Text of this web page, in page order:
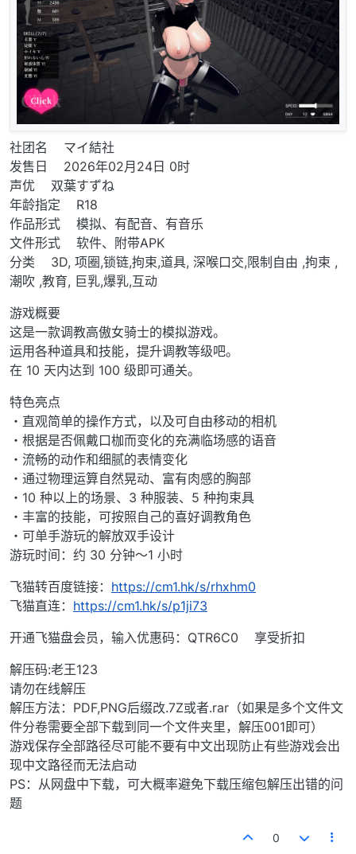
社团名 マイ結社
发售日 2026年02月24日 0时
声优 双葉すずね
年龄指定 R18
作品形式 模拟、有配音、有音乐
文件形式 软件、附带APK
分类 3D, 项圈,锁链,拘束,道具, 深喉口交,限制自由 ,拘束 ,
潮吹 ,教育, 巨乳,爆乳,互动
游戏概要
这是一款调教高傲女骑士的模拟游戏。
运用各种道具和技能，提升调教等级吧。
在 10 天内达到 100 级即可通关。
特色亮点
・直观简单的操作方式，以及可自由移动的相机
・根据是否佩戴口枷而变化的充满临场感的语音
・流畅的动作和细腻的表情变化
・通过物理运算自然晃动、富有肉感的胸部
・10 种以上的场景、3 种服装、5 种拘束具
・丰富的技能，可按照自己的喜好调教角色
・可单手游玩的解放双手设计
游玩时间：约 30 分钟～1 小时
飞猫转百度链接： https://cm1.hk/s/rhxhm0
飞猫直连： https://cm1.hk/s/p1ji73
开通飞猫盘会员，输入优惠码：QTR6C0 享受折扣
解压码:老王123
请勿在线解压
解压方法：PDF,PNG后缀改.7Z或者.rar（如果是多个文件文
件分卷需要全部下载到同一个文件夹里，解压001即可）
游戏保存全部路径尽可能不要有中文出现防止有些游戏会出
现中文路径而无法启动
PS：从网盘中下载，可大概率避免下载压缩包解压出错的问
题
0